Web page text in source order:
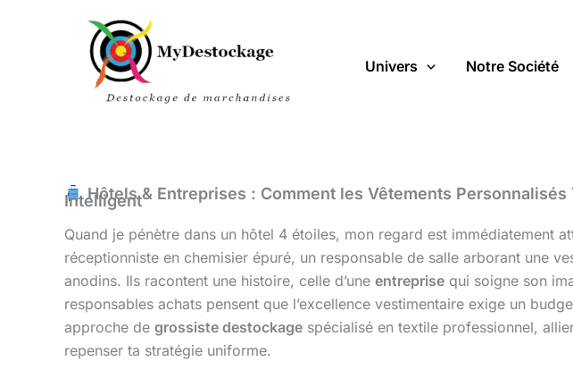
Univers Notre Société
Hôtels & Entreprises : Comment les Vêtements
Intelligent
Quand je pénètre dans un hôtel 4 étoiles, mon regard est
réceptionniste en chemisier épuré, un responsable de salle arborant une
anodins. Ils racontent une histoire, celle d’une entreprise qui soigne son
responsables achats pensent que l’excellence vestimentaire exige un
approche de grossiste destockage spécialisé en textile professionnel,
repenser ta stratégie uniforme.